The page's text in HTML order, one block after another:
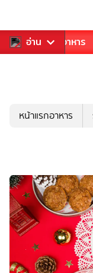
อ่าน
การเพลง อาหาร
หน้าแรกอาหาร